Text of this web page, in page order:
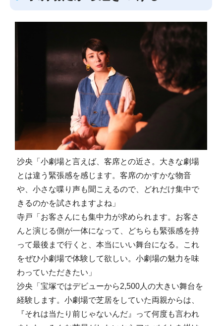
沙央「小劇場と言えば、客席との近さ。大きな劇場
とは違う緊張感を感じます。客席のかすかな物音
や、小さな喋り声も聞こえるので、どれだけ集中で
きるのかを試されますよね」
寺戸「お客さんにも集中力が求められます。お客さ
んと演じる側が一体になって、どちらも緊張感を持
って最後まで行くと、本当にいい舞台になる。これ
をぜひ小劇場で体験して欲しい。小劇場の魅力を味
わっていただきたい」
沙央「宝塚ではデビューから2,500人の大きい舞台を
経験します。小劇場で芝居をしていた両親からは、
『それは当たり前じゃないんだ』って何度も言われ